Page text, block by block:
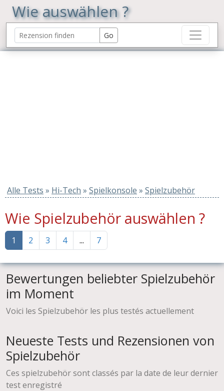
Wie auswählen ?
Alle Tests » Hi-Tech » Spielkonsole » Spielzubehör
Wie Spielzubehör auswählen ?
1 2 3 4 ... 7
Bewertungen beliebter Spielzubehör
im Moment
Voici les Spielzubehör les plus testés actuellement
Neueste Tests und Rezensionen von
Spielzubehör
Ces spielzubehör sont classés par la date de leur dernier
test enregistré